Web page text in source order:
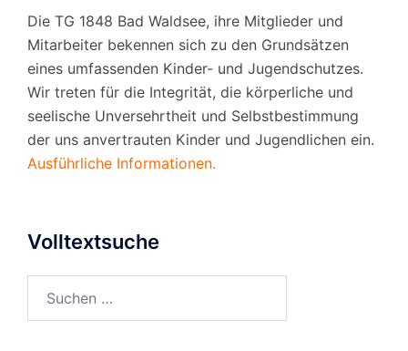
Die TG 1848 Bad Waldsee, ihre Mitglieder und
Mitarbeiter bekennen sich zu den Grundsätzen
eines umfassenden Kinder- und Jugendschutzes.
Wir treten für die Integrität, die körperliche und
seelische Unversehrtheit und Selbstbestimmung
der uns anvertrauten Kinder und Jugendlichen ein.
Ausführliche Informationen.
Volltextsuche
nach: